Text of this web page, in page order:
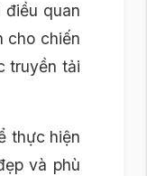
quan
cho chiến
truyền tải
thực hiện
và phù